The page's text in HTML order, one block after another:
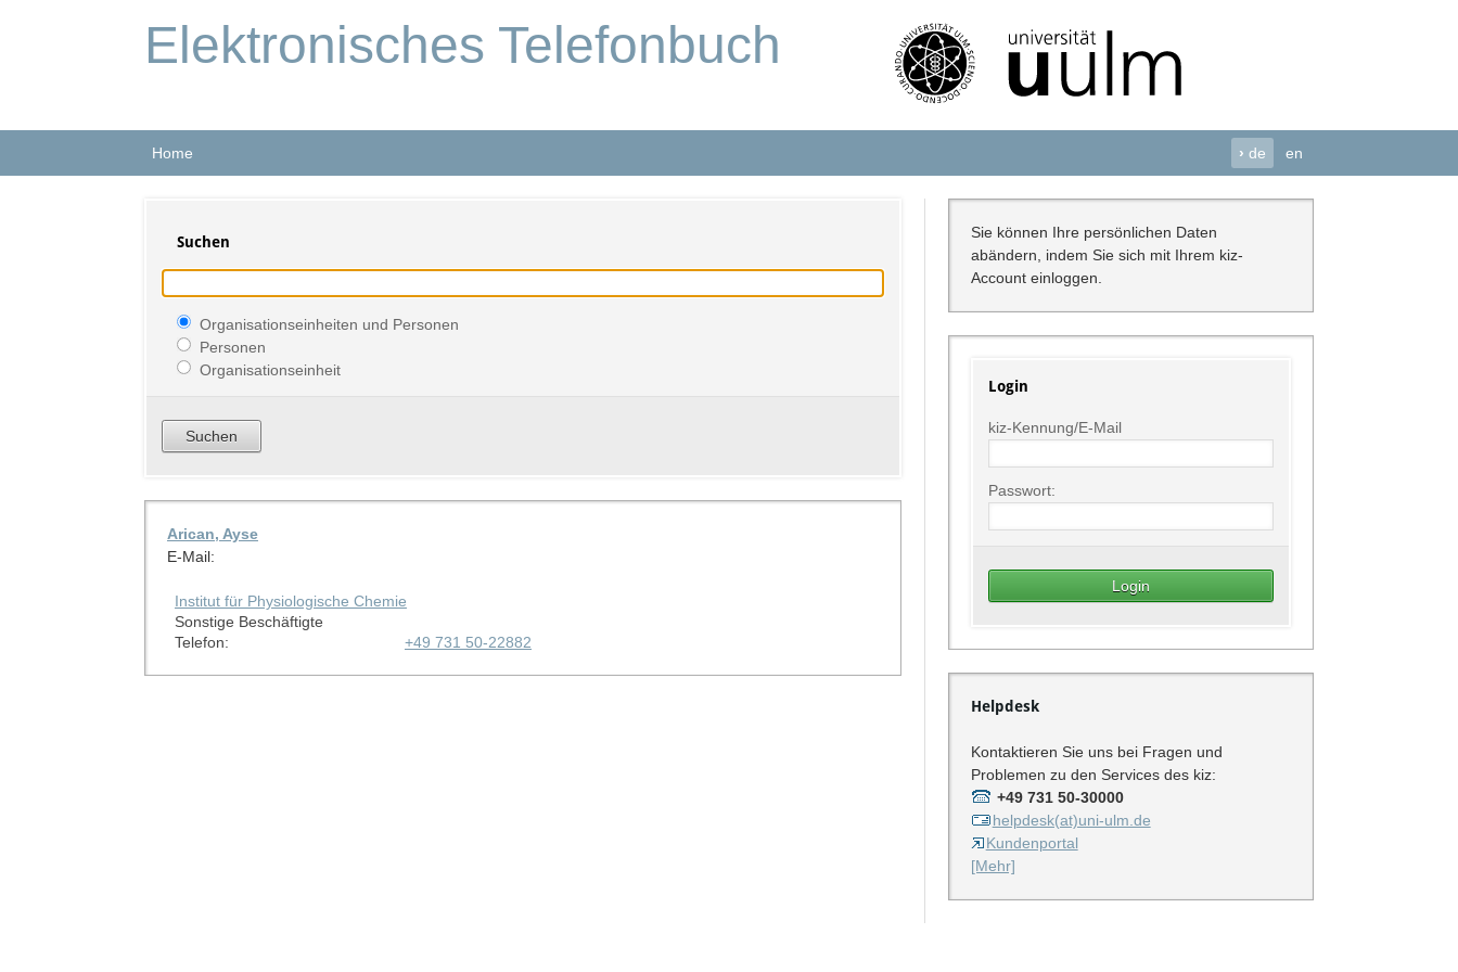
Elektronisches Telefonbuch
Home › de en
Suchen
Organisationseinheiten und Personen
Personen
Organisationseinheit
Arican, Ayse
E-Mail:
Institut für Physiologische Chemie
Sonstige Beschäftigte
Telefon:
+49 731 50-22882
Sie können Ihre persönlichen Daten
abändern, indem Sie sich mit Ihrem kiz-
Account einloggen.
Login
kiz-Kennung/E-Mail
Passwort:
Helpdesk
Kontaktieren Sie uns bei Fragen und
Problemen zu den Services des kiz:
+49 731 50-30000
helpdesk(at)uni-ulm.de
Kundenportal
[Mehr]